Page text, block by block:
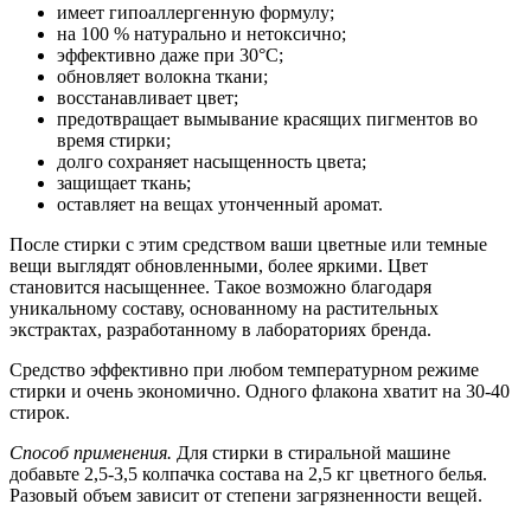
имеет гипоаллергенную формулу;
на 100 % натурально и нетоксично;
эффективно даже при 30°C;
обновляет волокна ткани;
восстанавливает цвет;
предотвращает вымывание красящих пигментов во
время стирки;
долго сохраняет насыщенность цвета;
защищает ткань;
оставляет на вещах утонченный аромат.
После стирки с этим средством ваши цветные или темные
вещи выглядят обновленными, более яркими. Цвет
становится насыщеннее. Такое возможно благодаря
уникальному составу, основанному на растительных
экстрактах, разработанному в лабораториях бренда.
Средство эффективно при любом температурном режиме
стирки и очень экономично. Одного флакона хватит на 30-40
стирок.
Способ применения. Для стирки в стиральной машине
добавьте 2,5-3,5 колпачка состава на 2,5 кг цветного белья.
Разовый объем зависит от степени загрязненности вещей.